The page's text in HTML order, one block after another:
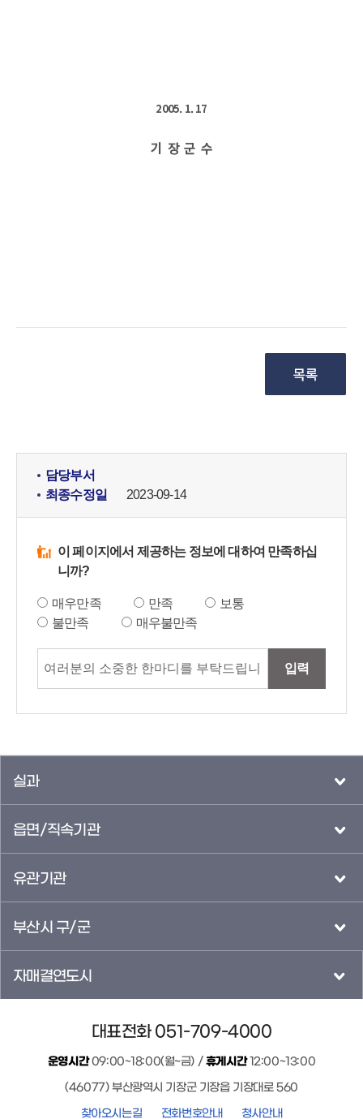
2005. 1. 17
기  장  군  수
담당부서
최종수정일
2023-09-14
이 페이지에서 제공하는 정보에 대하여 만족하십
니까?
매우만족 만족
보통
불만족
매우불만족
입력
실과
읍면/직속기관
유관기관
부산시 구/군
자매결연도시
대표전화 051-709-4000
운영시간09:00~18:00(월~금) /휴게시간12:00~13:00
(46077) 부산광역시 기장군 기장읍 기장대로 560
찾아오시는길
전화번호안내 청사안내